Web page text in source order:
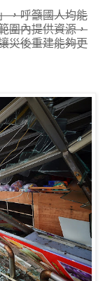
，呼籲國人均能
圍內提供資源，
災後重建能夠更